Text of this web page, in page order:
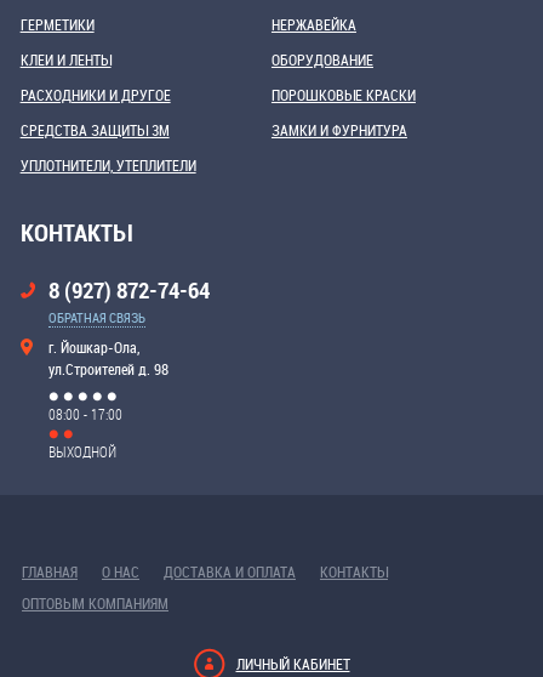
ГЕРМЕТИКИ
КЛЕИ И ЛЕНТЫ
НЕРЖАВЕЙКА
ОБОРУДОВАНИЕ
РАСХОДНИКИ И ДРУГОЕ
СРЕДСТВА ЗАЩИТЫ 3М
УПЛОТНИТЕЛИ, УТЕПЛИТЕЛИ
ПОРОШКОВЫЕ КРАСКИ
ЗАМКИ И ФУРНИТУРА
КОНТАКТЫ
8 (927) 872-74-64
ОБРАТНАЯ СВЯЗЬ
г. Йошкар-Ола,
ул.Строителей д. 98
08:00 - 17:00
ВЫХОДНОЙ
ГЛАВНАЯ О НАС ДОСТАВКА И ОПЛАТА
КОНТАКТЫ
ОПТОВЫМ КОМПАНИЯМ
ЛИЧНЫЙ КАБИНЕТ